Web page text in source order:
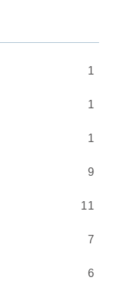
1
1
1
9
11
7
6